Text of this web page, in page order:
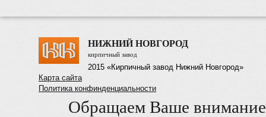
НИЖНИЙ НОВГОРОД
кирпичный завод
2015 «Кирпичный завод Нижний Новгород»
Карта сайта
Политика конфинденциальности
Обращаем Ваше внимание